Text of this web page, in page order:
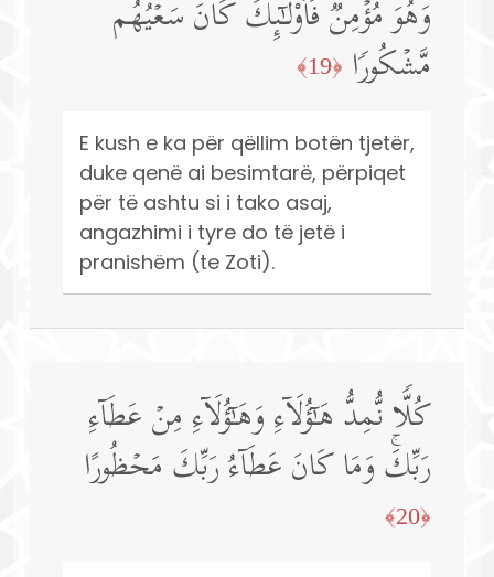
وَهُوَ مُؤۡمِنࣱ فَأُو۟لَـٰۤىِٕكَ كَانَ سَعۡیُهُم
مَّشۡكُورࣰا ﴿19﴾
E kush e ka për qëllim botën tjetër,
duke qenë ai besimtarë, përpiqet
për të ashtu si i tako asaj,
angazhimi i tyre do të jetë i
pranishëm (te Zoti).
كُلࣰّا نُّمِدُّ هَـٰۤؤُلَاۤءِ وَهَـٰۤؤُلَاۤءِ مِنۡ عَطَاۤءِ
رَبِّكَۚ وَمَا كَانَ عَطَاۤءُ رَبِّكَ مَحۡظُورًا
﴿20﴾